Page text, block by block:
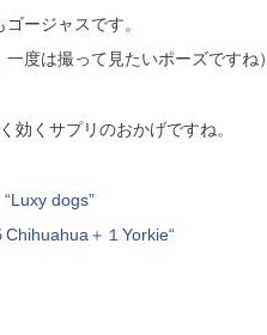
ゴージャスです。
一度は撮って見たいポーズですね）
効くサプリのおかげですね。
“Luxy dogs”
＋１Yorkie“